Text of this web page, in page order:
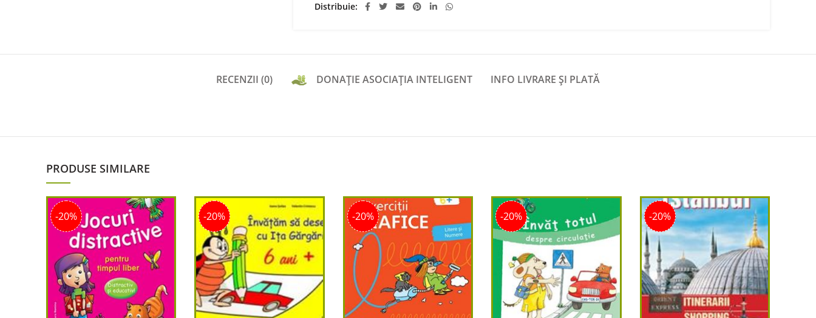
Distribuie
RECENZII (0) DONAȚIE ASOCIAȚIA INTELIGENT INFO LIVRARE ȘI PLATĂ
PRODUSE SIMILARE
-20% -20% -20% -20% -20%